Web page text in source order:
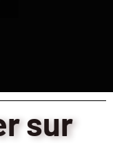
sur